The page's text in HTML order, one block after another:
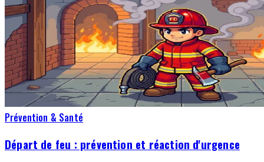
Prévention & Santé
Départ de feu : prévention et réaction d'urgence